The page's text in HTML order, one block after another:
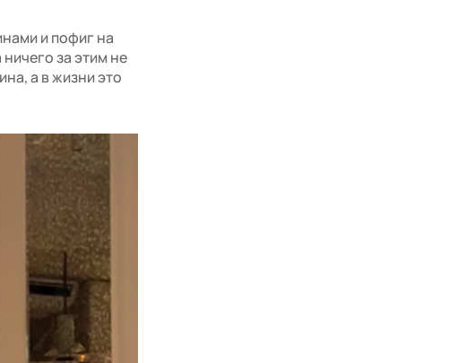
и пофиг на
за этим не
а в жизни это